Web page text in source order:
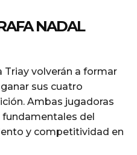
NADAL
volverán a formar
sus cuatro
Ambas jugadoras
fundamentales del
y competitividad en